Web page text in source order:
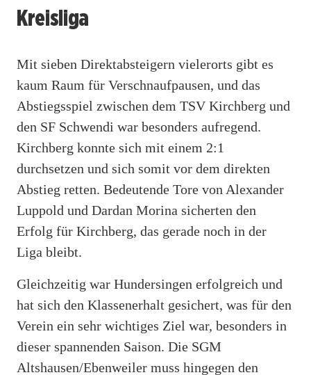
Kreisliga
Mit sieben Direktabsteigern vielerorts gibt es
kaum Raum für Verschnaufpausen, und das
Abstiegsspiel zwischen dem TSV Kirchberg und
den SF Schwendi war besonders aufregend.
Kirchberg konnte sich mit einem 2:1
durchsetzen und sich somit vor dem direkten
Abstieg retten. Bedeutende Tore von Alexander
Luppold und Dardan Morina sicherten den
Erfolg für Kirchberg, das gerade noch in der
Liga bleibt.
Gleichzeitig war Hundersingen erfolgreich und
hat sich den Klassenerhalt gesichert, was für den
Verein ein sehr wichtiges Ziel war, besonders in
dieser spannenden Saison. Die SGM
Altshausen/Ebenweiler muss hingegen den